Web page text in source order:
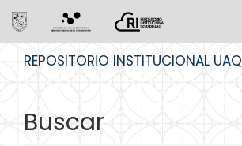
REPOSITORIO INSTITUCIONAL UAQ
Buscar